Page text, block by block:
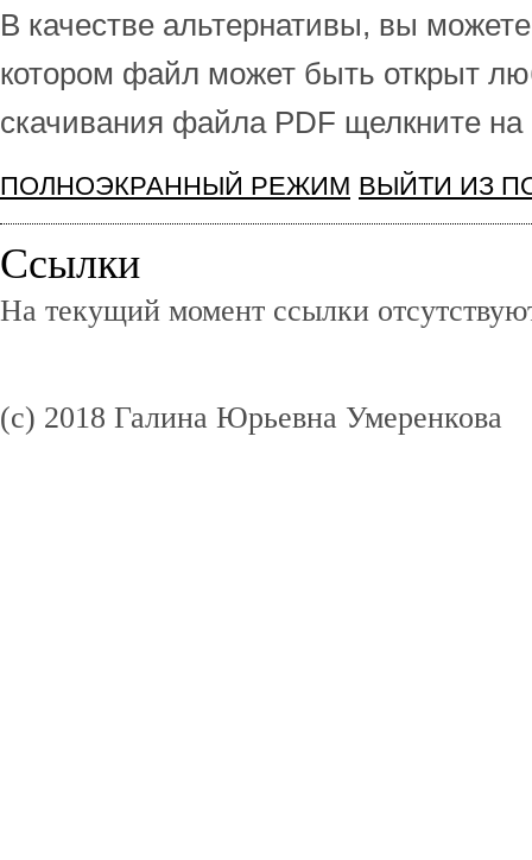
В качестве альтернативы, вы
котором файл может быть открыт
скачивания файла PDF щелкните
ПОЛНОЭКРАННЫЙ РЕЖИМ ВЫЙТИ ИЗ
Ссылки
На текущий момент ссылки
(c) 2018 Галина Юрьевна Умеренкова